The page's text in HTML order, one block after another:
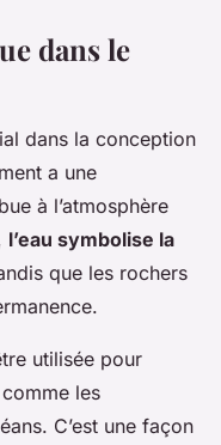
dans le
dans la conception
a une
à l’atmosphère
l’eau symbolise la
que les rochers
utilisée pour
les
C’est une façon